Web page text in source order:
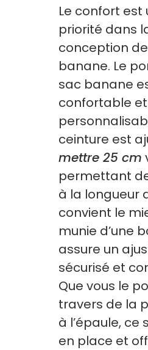
Le confort est
priorité dans
conception
banane. Le
sac banane
confortable et
ceinture est
mettre 25 cm
permettant
à la longueur
convient le
munie d’une
assure un
sécurisé et
Que vous le
travers de la
à l’épaule, ce
en place et